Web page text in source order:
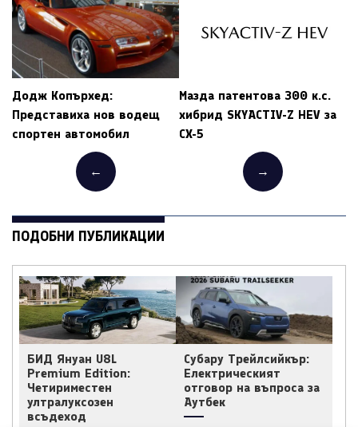
Додж Копърхед:
Представиха нов водещ
спортен автомобил
←
Мазда патентова 300 к.с.
хибрид SKYACTIV-Z HEV за
CX-5
→
ПОДОБНИ ПУБЛИКАЦИИ
БИД Януан U8L
Premium Edition:
Четириместен
ултралуксозен
всъдеход
Субару Трейлсийкър:
Електрическият
отговор на въпроса за
Аутбек